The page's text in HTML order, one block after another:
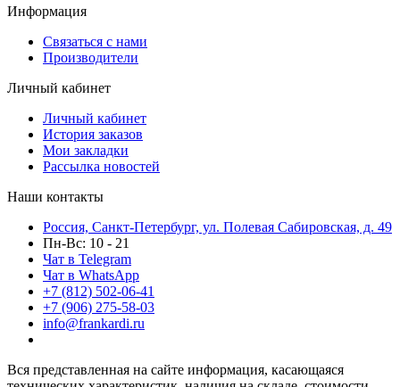
Информация
Связаться с нами
Производители
Личный кабинет
Личный кабинет
История заказов
Мои закладки
Рассылка новостей
Наши контакты
Россия, Санкт-Петербург, ул. Полевая Сабировская, д. 49
Пн-Вс: 10 - 21
Чат в Telegram
Чат в WhatsApp
+7 (812) 502-06-41
+7 (906) 275-58-03
info@frankardi.ru
Вся представленная на сайте информация, касающаяся